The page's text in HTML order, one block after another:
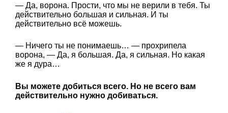
— Да, ворона. Прости, что мы не верили в тебя. Ты
действительно большая и сильная. И ты
действительно всё можешь.
— Ничего ты не понимаешь… — прохрипела
ворона, — Да, я большая. Да, я сильная. Но какая
же я дура…
Вы можете добиться всего. Но не всего вам
действительно нужно добиваться.